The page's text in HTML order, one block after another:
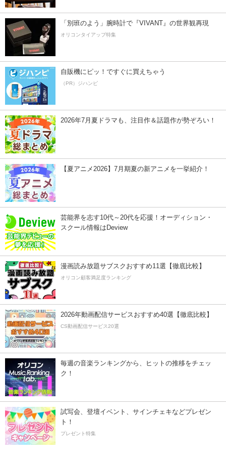
「別班のよう」腕時計で『VIVANT』の世界観再現
オリコンタイアップ特集
自販機にピッ！ですぐに買えちゃう
（PR）ジハンピ
2026年7月夏ドラマも、注目作＆話題作が勢ぞろい！
【夏アニメ2026】7月期夏の新アニメを一挙紹介！
芸能界を志す10代～20代を応援！オーディション・
スクール情報はDeview
漫画読み放題サブスクおすすめ11選【徹底比較】
オリコン顧客満足度ランキング
2026年動画配信サービスおすすめ40選【徹底比較】
CS動画配信サービス20選
毎週の音楽ランキングから、ヒットの推移をチェッ
ク！
試写会、登壇イベント、サインチェキなどプレゼン
ト！
プレゼント特集